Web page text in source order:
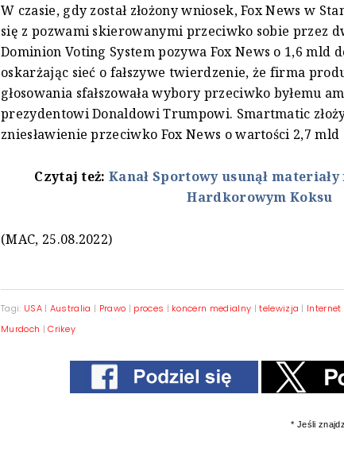
W czasie, gdy został złożony wniosek, Fox News w
się z pozwami skierowanymi przeciwko sobie przez
Dominion Voting System pozywa Fox News o 1,6 mld
oskarżając sieć o fałszywe twierdzenie, że firma
głosowania sfałszowała wybory przeciwko byłemu
prezydentowi Donaldowi Trumpowi. Smartmatic
zniesławienie przeciwko Fox News o wartości 2,7
Czytaj też:Kanał Sportowy usunął
Hardkorowym Koksu
(MAC, 25.08.2022)
Tagi: USA | Australia | Prawo | proces | koncern medialny |telewizja | Internet
Murdoch |Crikey
* Jeśli